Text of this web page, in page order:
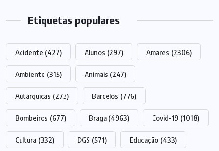
Etiquetas populares
Acidente (427) Alunos (297) Amares (2306)
Ambiente (315) Animais (247)
Autárquicas (273) Barcelos (776)
Bombeiros (677) Braga (4963) Covid-19 (1018)
Cultura (332) DGS (571) Educação (433)